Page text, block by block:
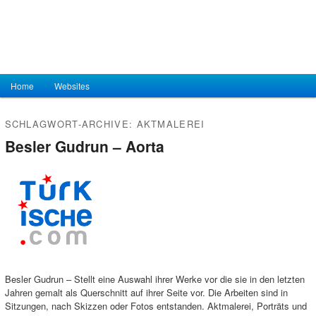
Hauptmenü
Zum Inhalt wechseln
Zum sekundären Inhalt wechseln
Home Websites
SCHLAGWORT-ARCHIVE: AKTMALEREI
Besler Gudrun – Aorta
Besler Gudrun – Stellt eine Auswahl ihrer Werke vor die sie in den letzten
Jahren gemalt als Querschnitt auf ihrer Seite vor. Die Arbeiten sind in
Sitzungen, nach Skizzen oder Fotos entstanden. Aktmalerei, Porträts und